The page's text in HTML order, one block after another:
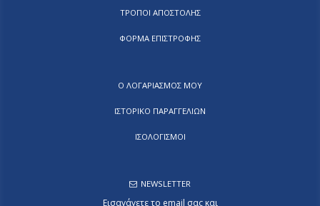
ΤΡΟΠΟΙ ΑΠΟΣΤΟΛΗΣ
ΦΟΡΜΑ ΕΠΙΣΤΡΟΦΗΣ
Ο ΛΟΓΑΡΙΑΣΜΟΣ ΜΟΥ
ΙΣΤΟΡΙΚΟ ΠΑΡΑΓΓΕΛΙΩΝ
ΙΣΟΛΟΓΙΣΜΟΙ
NEWSLETTER
Εισαγάγετε το email σας και